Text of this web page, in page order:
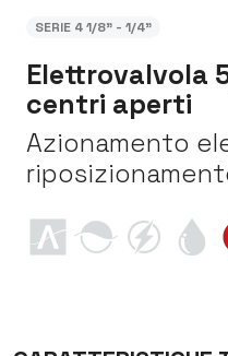
SERIE 4 1/8" - 1/4"
Elettrovalvola
centri aperti
Azionamento